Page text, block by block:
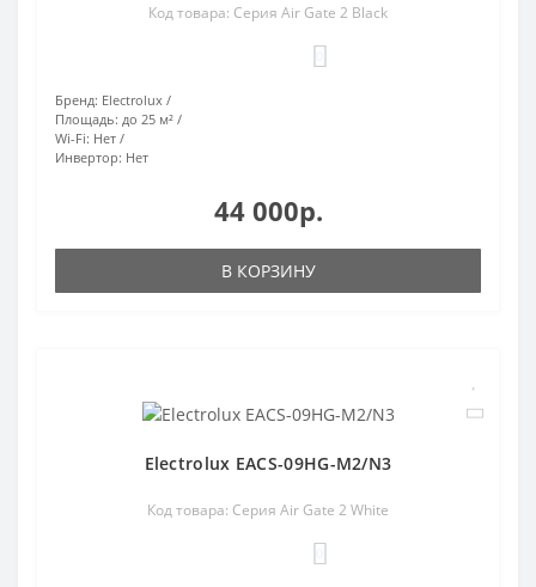
Код товара: Серия Air Gate 2 Black
Бренд: Electrolux
Площадь: до 25 м²
Wi-Fi: Нет
Инвертор: Нет
44 000р.
В КОРЗИНУ
Electrolux EACS-09HG-M2/N3
Код товара: Серия Air Gate 2 White